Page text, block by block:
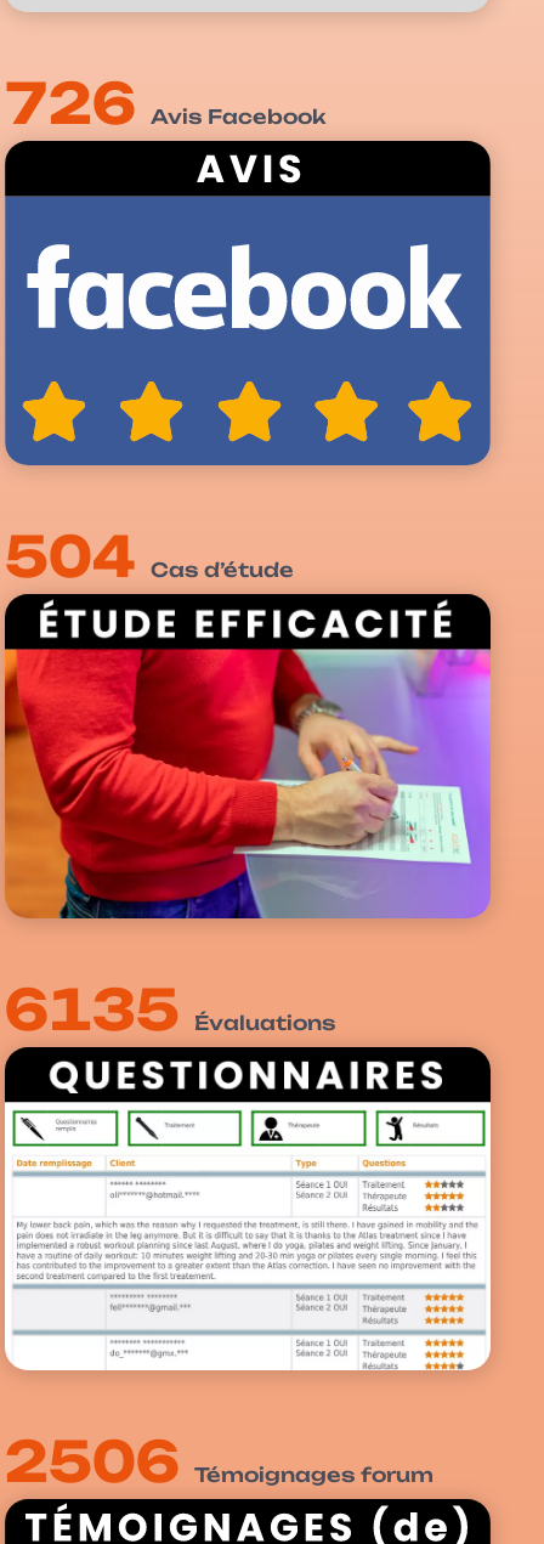
726 Avis Facebook
504 Cas d’étude
6135 Évaluations
2506 Témoignages forum